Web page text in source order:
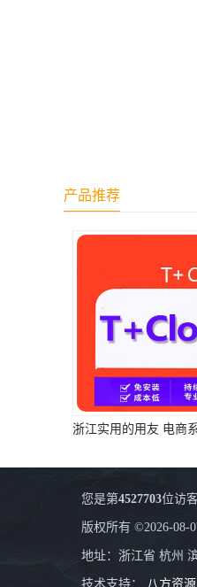
产品推荐
您是第4527703位访
版权所有 ©2026-08-
地址：浙江省 杭州
技术支持： 八方资源